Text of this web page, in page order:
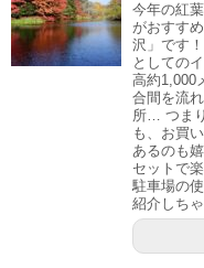
今年の紅
がおすす
沢」です
としての
高約1,000
合間を流
所… つま
も、お買
あるのも
セットで
駐車場の
紹介しち